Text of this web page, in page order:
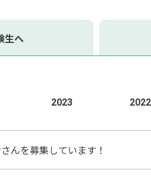
生へ
2023 2022
んを募集しています！